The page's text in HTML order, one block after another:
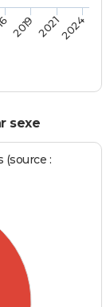
2019 20212024
sexe
: